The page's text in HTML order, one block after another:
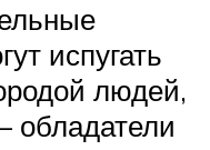
испугать
людей,
обладатели